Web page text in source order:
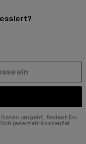
umgeht, findest Du
jederzeit kostenfei